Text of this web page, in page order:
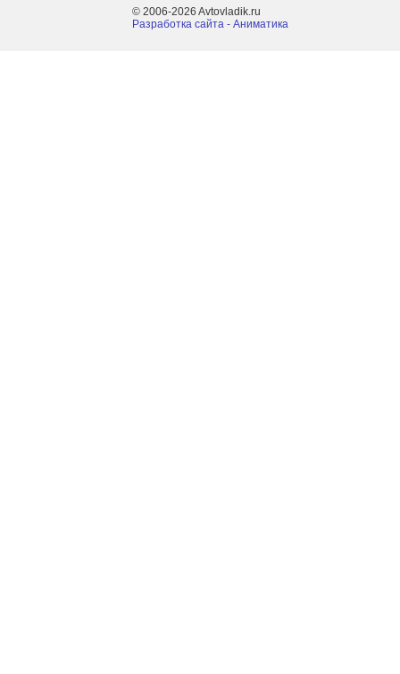
© 2006-2026 Avtovladik.ru
Разработка сайта - Aниматика